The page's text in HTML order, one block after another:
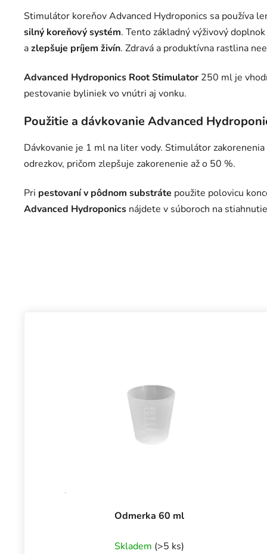
Stimulátor koreňov Advanced Hydroponics sa používa
silný koreňový systém. Tento základný výživový doplnok
azlepšuje príjem živín. Zdravá a produktívna rastlina
Advanced Hydroponics Root Stimulator 250 ml je
pestovanie byliniek vo vnútri aj vonku.
Použitie a dávkovanie Advanced
Dávkovanie je 1 ml na liter vody. Stimulátor
odrezkov, pričom zlepšuje zakorenenie až o 50 %.
Pri pestovaní v pôdnom substráte použite polovicu
Advanced Hydroponics nájdete v súboroch na
Odmerka 60 ml
Skladem (>5 ks)